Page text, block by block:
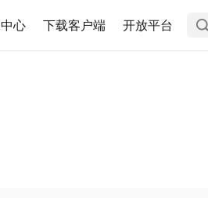
心 下载客户端 开放平台